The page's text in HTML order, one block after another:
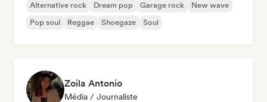
Alternative rock Dream pop Garage rock
New wave
Pop soul
Reggae Shoegaze Soul
Zoila Antonio
Média / Journaliste